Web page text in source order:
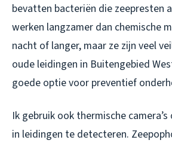
bevatten bacteriën die zeepresten
werken langzamer dan chemische
nacht of langer, maar ze zijn veel
oude leidingen in Buitengebied
goede optie voor preventief
Ik gebruik ook thermische
in leidingen te detecteren.